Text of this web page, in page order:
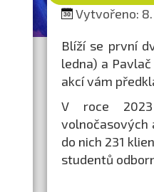
Vytvořeno: 8.
Blíží se první
ledna) a
akcí vám
V roce 2023
do nich 231
studentů